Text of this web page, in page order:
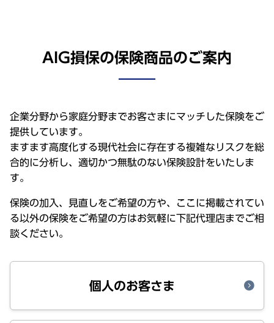
AIG損保の保険商品のご案内
企業分野から家庭分野までお客さまにマッチした保険をご
提供しています。
ますます高度化する現代社会に存在する複雑なリスクを総
合的に分析し、適切かつ無駄のない保険設計をいたしま
す。
保険の加入、見直しをご希望の方や、ここに掲載されてい
る以外の保険をご希望の方はお気軽に下記代理店までご相
談ください。
個人のお客さま